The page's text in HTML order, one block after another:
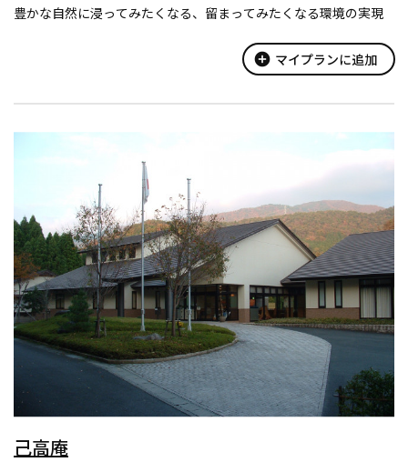
豊かな自然に浸ってみたくなる、留まってみたくなる環境の実現
特産物販売コーナーも併設しております。add_circle マイプランに追加
己高庵